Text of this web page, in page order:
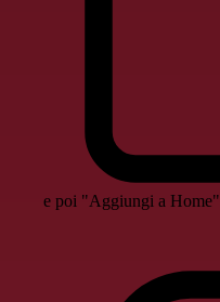
e poi "Aggiungi a Home"